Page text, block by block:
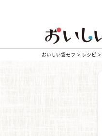
おいしい袋モフ > レシピ>